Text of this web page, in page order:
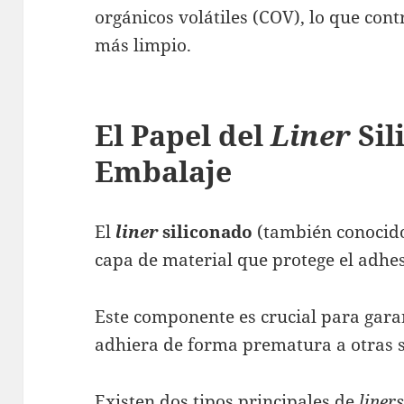
orgánicos volátiles (COV), lo que
más limpio​.
El Papel delLiner
Embalaje
El linersiliconado (también
capa de material que protege el
Este componente es crucial para
adhiera de forma prematura a otras